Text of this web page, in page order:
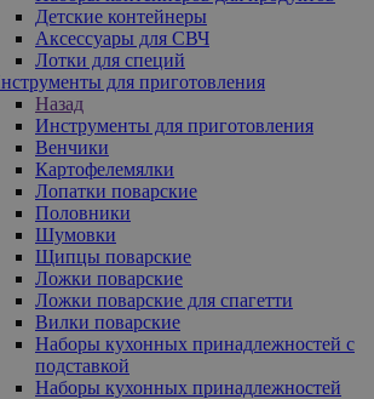
Детские контейнеры
Аксессуары для СВЧ
Лотки для специй
для приготовления
Назад
Инструменты для приготовления
Венчики
Картофелемялки
Лопатки поварские
Половники
Шумовки
Щипцы поварские
Ложки поварские
Ложки поварские для спагетти
Вилки поварские
Наборы кухонных принадлежностей с
подставкой
Наборы кухонных принадлежностей